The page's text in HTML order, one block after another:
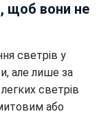
щоб вони не
светрів у
але лише за
светрів
або